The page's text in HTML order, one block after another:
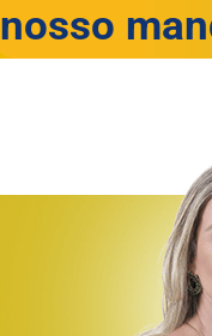
nosso